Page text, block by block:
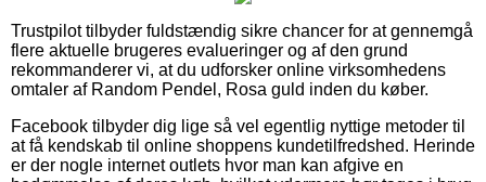
Trustpilot tilbyder fuldstændig sikre chancer for at gennemgå
flere aktuelle brugeres evalueringer og af den grund
rekommanderer vi, at du udforsker online virksomhedens
omtaler af Random Pendel, Rosa guld inden du køber.
Facebook tilbyder dig lige så vel egentlig nyttige metoder til
at få kendskab til online shoppens kundetilfredshed. Herinde
er der nogle internet outlets hvor man kan afgive en